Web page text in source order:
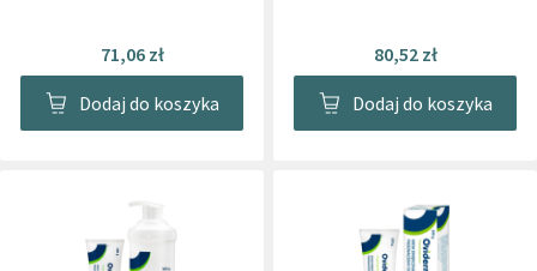
71,06 zł
Dodaj do koszyka
80,52 zł
Dodaj do koszyka